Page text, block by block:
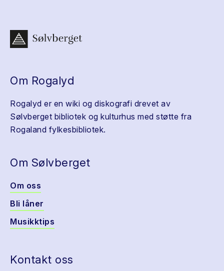
Om Rogalyd
Rogalyd er en wiki og diskografi drevet av
Sølvberget bibliotek og kulturhus med støtte fra
Rogaland fylkesbibliotek.
Om Sølvberget
Om oss
Bli låner
Musikktips
Kontakt oss